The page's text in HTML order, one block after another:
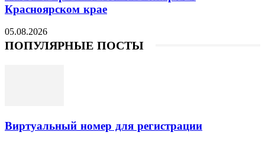
Красноярском крае
05.08.2026
ПОПУЛЯРНЫЕ ПОСТЫ
Виртуальный номер для регистрации